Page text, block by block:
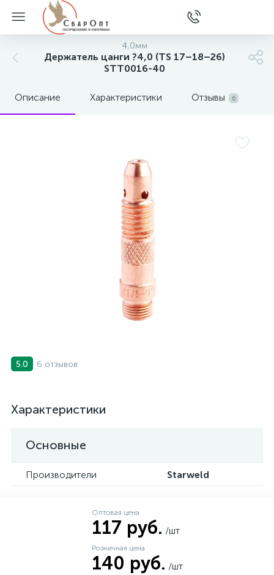
4,0мм
Держатель цанги ?4,0 (TS 17–18–26)
STT0016-40
Описание Характеристики Отзывы 6
5.0 6 отзывов
Характеристики
Основные
Производители Starweld
Оптовая цена
117 руб. /шт
Розничная цена
140 руб. /шт